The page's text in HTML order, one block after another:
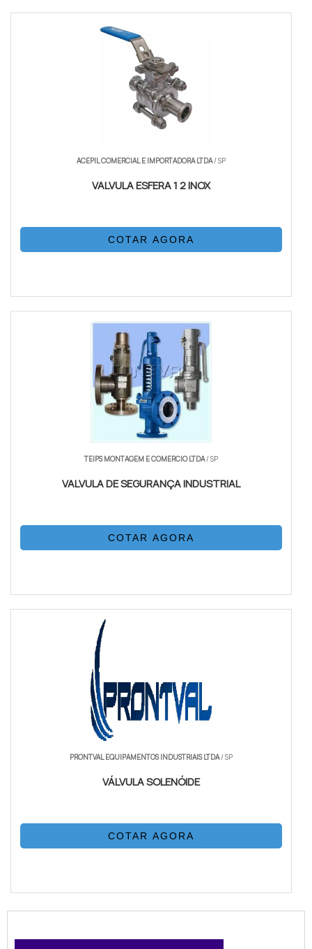
ACEPIL COMERCIAL E IMPORTADORA LTDA/ SP
VALVULA ESFERA 1 2 INOX
COTAR AGORA
TEIPS MONTAGEM E COMERCIO LTDA/ SP
VALVULA DE SEGURANÇA INDUSTRIAL
COTAR AGORA
PRONTVAL EQUIPAMENTOS INDUSTRIAIS LTDA/ SP
VÁLVULA SOLENÓIDE
COTAR AGORA